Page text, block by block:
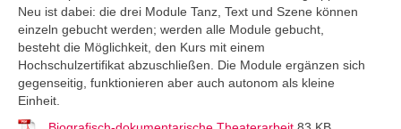
Neu ist dabei: die drei Module Tanz, Text und Szene können
einzeln gebucht werden; werden alle Module gebucht,
besteht die Möglichkeit, den Kurs mit einem
Hochschulzertifikat abzuschließen. Die Module ergänzen sich
gegenseitig, funktionieren aber auch autonom als kleine
Einheit.